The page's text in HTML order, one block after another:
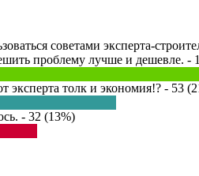
советами эксперта-
проблему лучше и дешевле. -
эксперта толк и экономия!? - 53
- 32 (13%)